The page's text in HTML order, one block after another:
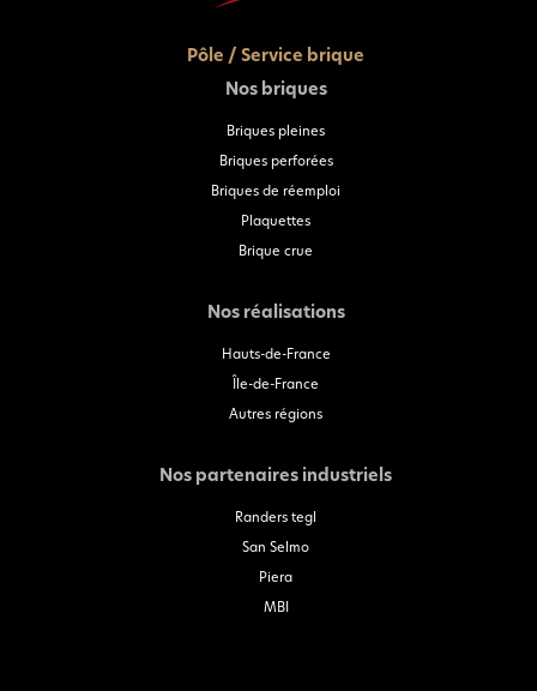
Pôle / Service brique
Nos briques
Briques pleines
Briques perforées
Briques de réemploi
Plaquettes
Brique crue
Nos réalisations
Hauts-de-France
Île-de-France
Autres régions
Nos partenaires industriels
Randers tegl
San Selmo
Piera
MBI